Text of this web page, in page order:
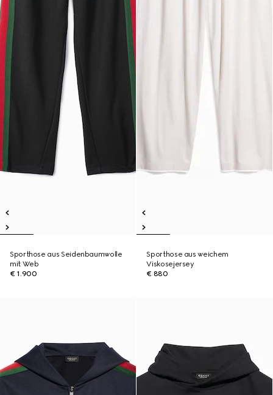
Sporthose aus Seidenbaumwolle
mit Web
€ 1.900
Sporthose aus weichem
Viskosejersey
€ 880